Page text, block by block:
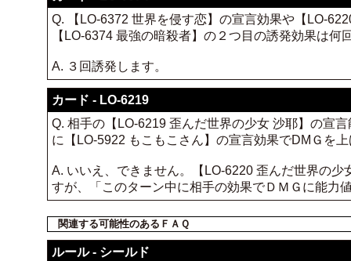
Q. 【LO-6372 世界を侵す恋】の宣言効果や【LO-
【LO-6374 最強の暗殺者】の２つ目の誘発効果は何
A. ３回誘発します。
カード - LO-6219
Q. 相手の【LO-6219 歪んだ世界の少女 沙耶】の宣
に【LO-5922 もこもこさん】の宣言効果でDMＧを
A. いいえ、できません。【LO-6220 歪んだ世界の
すが、「このターン中に相手の効果でＤＭＧに能力
関連する可能性のあるＦＡＱ
ルール - シールド